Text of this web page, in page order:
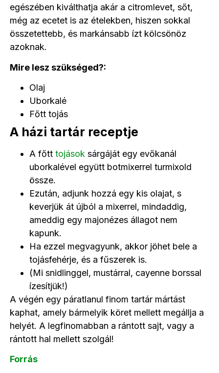
egészében kiválthatja akár a citromlevet, sőt,
még az ecetet is az ételekben, hiszen sokkal
összetettebb, és markánsabb ízt kölcsönöz
azoknak.
Mire lesz szükséged?:
Olaj
Uborkalé
Főtt tojás
A házi tartár receptje
A főtt tojások sárgáját egy evőkanál
uborkalével együtt botmixerrel turmixold
össze.
Ezután, adjunk hozzá egy kis olajat, s
keverjük át újból a mixerrel, mindaddig,
ameddig egy majonézes állagot nem
kapunk.
Ha ezzel megvagyunk, akkor jöhet bele a
tojásfehérje, és a fűszerek is.
(Mi snidlinggel, mustárral, cayenne borssal
ízesítjük!)
A végén egy páratlanul finom tartár mártást
kaphat, amely bármelyik köret mellett megállja a
helyét. A legfinomabban a rántott sajt, vagy a
rántott hal mellett szolgál!
Forrás